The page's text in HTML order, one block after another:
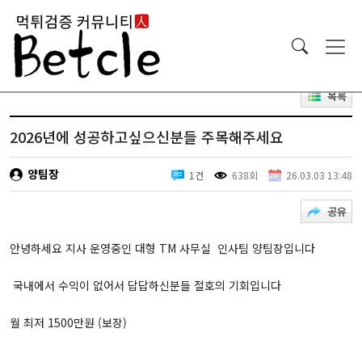
목록
2026년에 성공하고싶으신분들 주목해주세요
양팀장 1건 638회 26.03.03 13:48
공유
안녕하세요 지사 운영중인 대형 TM 사무실 인사팀 양팀장입니다
국내에서 수익이 없어서 답답하신분들 절호의 기회입니다
월 최저 1500만원 (보장)